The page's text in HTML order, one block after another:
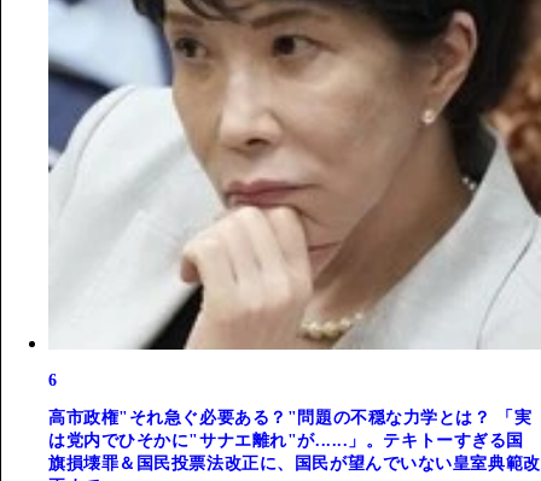
6
高市政権"それ急ぐ必要ある？"問題の不穏な力学とは？ 「実
は党内でひそかに"サナエ離れ"が......」。テキトーすぎる国
旗損壊罪＆国民投票法改正に、国民が望んでいない皇室典範改